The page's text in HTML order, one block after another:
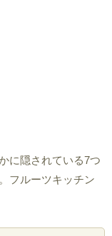
に隠されている7つ
フルーツキッチン